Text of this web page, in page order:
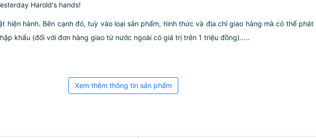
Harold's hands!
hiện hành. Bên cạnh đó, tuỳ vào loại sản phẩm, hình thức và địa chỉ giao hàng mà có thể
khẩu (đối với đơn hàng giao từ nước ngoài có giá trị trên 1 triệu đồng).....
Xem thêm thông tin sản phẩm